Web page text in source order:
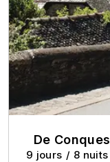
De
9 jours / 8 nuits